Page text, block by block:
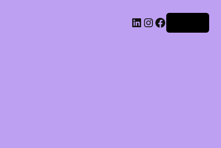
LinkedIn
Instagram
Facebook